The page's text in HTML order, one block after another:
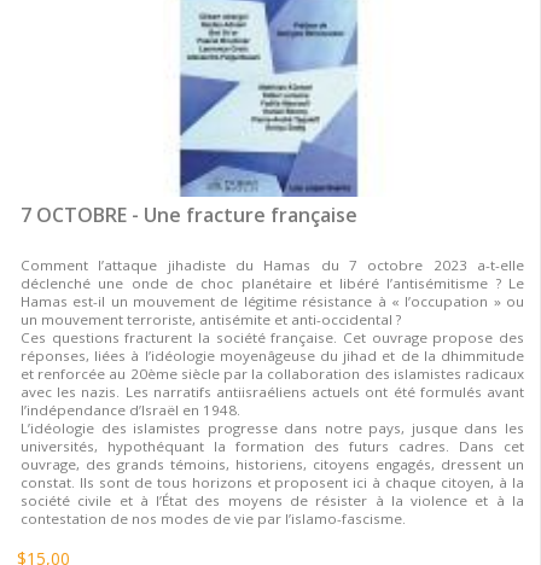
7 OCTOBRE - Une fracture française
Comment l’attaque jihadiste du Hamas du 7 octobre 2023 a-t-elle
déclenché une onde de choc planétaire et libéré l’antisémitisme ? Le
Hamas est-il un mouvement de légitime résistance à « l’occupation » ou
un mouvement terroriste, antisémite et anti-occidental ?
Ces questions fracturent la société française. Cet ouvrage propose des
réponses, liées à l’idéologie moyenâgeuse du jihad et de la dhimmitude
et renforcée au 20ème siècle par la collaboration des islamistes radicaux
avec les nazis. Les narratifs antiisraéliens actuels ont été formulés avant
l’indépendance d’Israël en 1948.
L’idéologie des islamistes progresse dans notre pays, jusque dans les
universités, hypothéquant la formation des futurs cadres. Dans cet
ouvrage, des grands témoins, historiens, citoyens engagés, dressent un
constat. Ils sont de tous horizons et proposent ici à chaque citoyen, à la
société civile et à l’État des moyens de résister à la violence et à la
contestation de nos modes de vie par l’islamo-fascisme.
$15,00